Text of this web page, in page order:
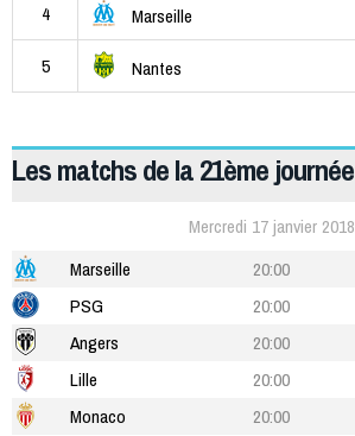
4 Marseille
5 Nantes
Les matchs de la 21ème journée
Mercredi 17 janvier 2018
Marseille
20:00
PSG
20:00
Angers
20:00
Lille
20:00
Monaco
20:00